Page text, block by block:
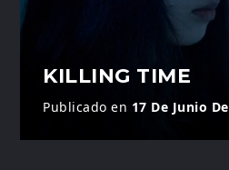
KILLING TIME
Publicado en 17 De Junio